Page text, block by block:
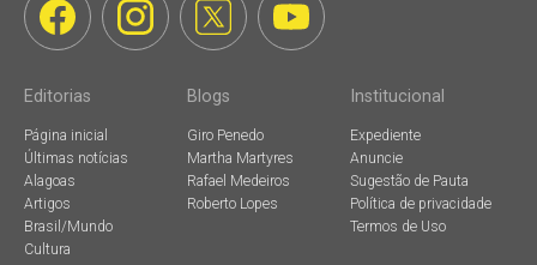
Editorias
Página inicial
Últimas notícias
Alagoas
Artigos
Brasil/Mundo
Cultura
Blogs
Giro Penedo
Martha Martyres
Rafael Medeiros
Roberto Lopes
Institucional
Expediente
Anuncie
Sugestão de Pauta
Política de privacidade
Termos de Uso